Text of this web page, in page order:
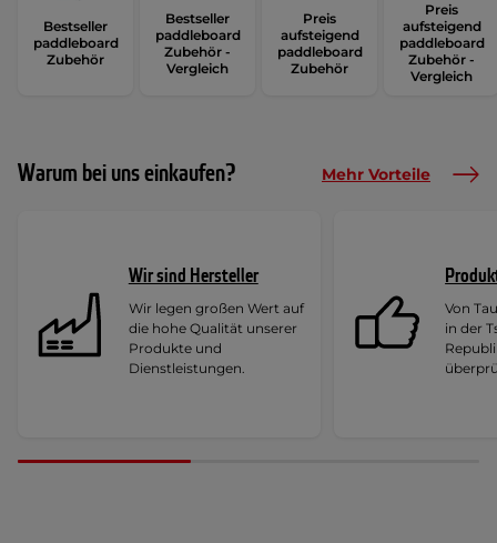
Bestseller
paddleboard
Zubehör
Bestseller
paddleboard
Zubehör -
Vergleich
Preis
aufsteigend
paddleboard
Zubehör
Preis
aufsteigend
paddleboard
Zubehör -
Vergleich
Warum bei uns einkaufen? Mehr Vorteile
Wir sind Hersteller
Wir legen großen Wert auf
die hohe Qualität unserer
Produkte und
Dienstleistungen.
Von
in der